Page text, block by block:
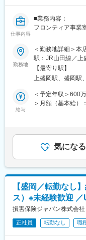
変更の範囲：会社
を展開
＜所在地＞岩手県
■キャリアチャレ
ては階層別研修、
外研修にも積極的
して、公的資格の
ーリングの機会を
し、より挑戦意欲
す。
の成長が同行の成
います。金融業界
化に力強く立ち向
力や行動力を持っ
岩手のために貢献
ィールドがたくさ
う使命感のある方
■当行について：
・東証プライム上
仕事内容
■業務内容：
フロンティア事業
■業務詳細：
・銀行で行う新規
ト、事業化に向け
・新事業立ち上げ
・インキュベー
・進行中プロジ
配属先のフロンテ
・新しい銀行のカ
■キャリアチャレン
計画的・体系的な
ては階層別研修、
外研修にも積極的
して、公的資格の
勤務地
＜勤務地詳細＞本
駅：JR山田線／上
囲：会社の定める
【最寄り駅】
上盛岡駅、盛岡駅
給与
＜予定年収＞600
＞月額（基本給）
くまでも目安の金
ます。月給(月額)
気になる
【盛岡／転勤なし
ス）※未経験歓迎
損害保険ジャパン株式会社
正社員 転勤なし 職